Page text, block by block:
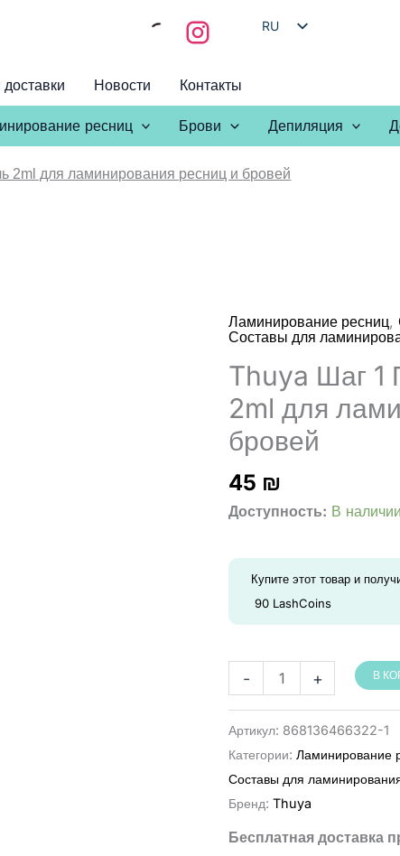
RU
Новости Контакты
ресниц Брови Депиляция
2ml для ламинирования ресниц и бровей
Ламинирование ресниц,
Составы для
Thuya Шаг 1
2ml для
бровей
45 ₪
Доступность: В
Купите этот товар и
90 LashCoins
-
Количество
товара
2ml
+ В
Артикул: 868136466322-1
Категории: Ламинирование
Составы для
Бренд: Thuya
Бесплатная доставка